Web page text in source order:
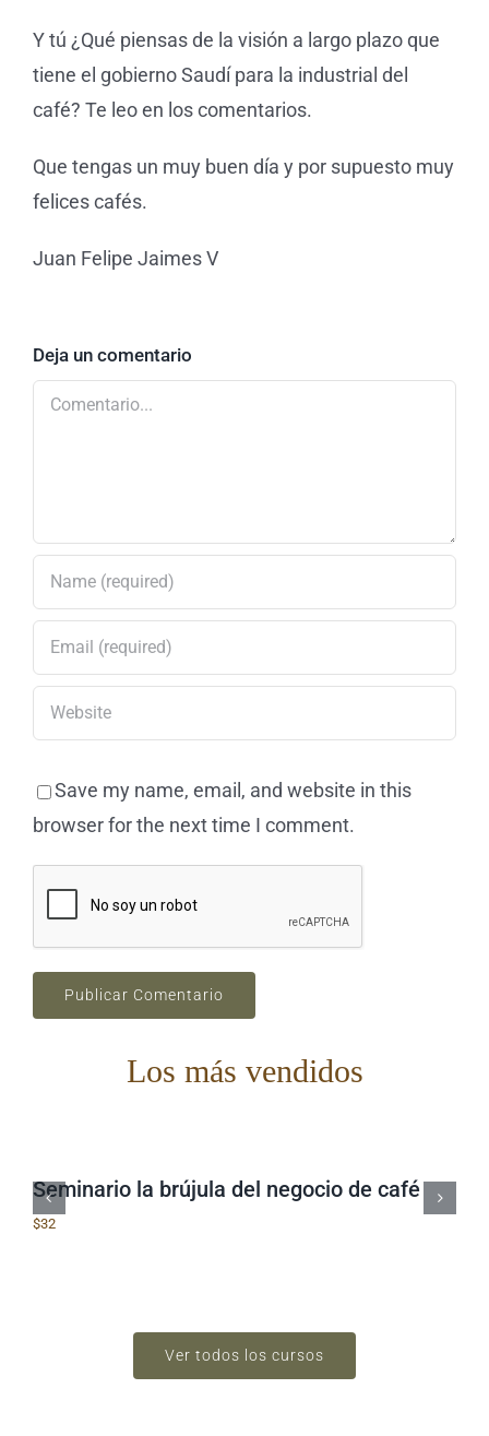
Y tú ¿Qué piensas de la visión a largo plazo que
tiene el gobierno Saudí para la industrial del
café? Te leo en los comentarios.
Que tengas un muy buen día y por supuesto muy
felices cafés.
Juan Felipe Jaimes V
Deja un comentario
Comentario
Save my name, email, and website in this
browser for the next time I comment.
Los más vendidos
Seminario la brújula del negocio de café
$32
Ver todos los cursos